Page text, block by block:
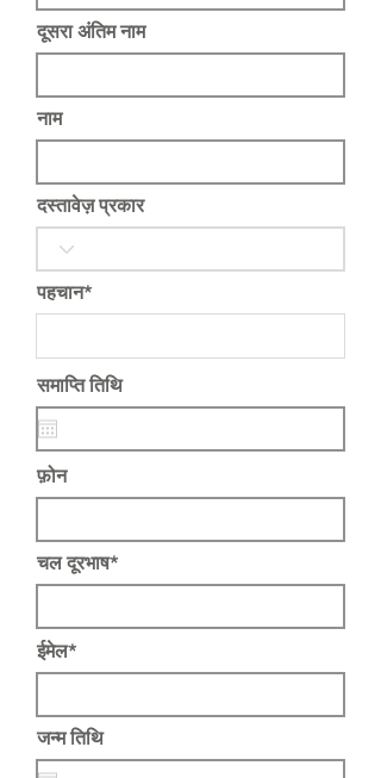
दूसरा अंतिम नाम
नाम
दस्तावेज़ प्रकार
पहचान*
समाप्ति तिथि
फ़ोन
चल दूरभाष*
ईमेल*
जन्म तिथि